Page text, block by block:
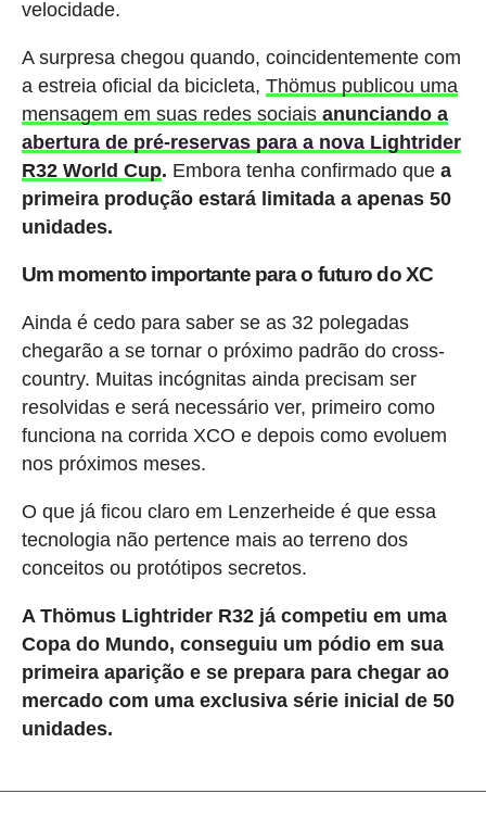
velocidade.
A surpresa chegou quando, coincidentemente com
a estreia oficial da bicicleta, Thömus publicou uma
mensagem em suas redes sociais anunciando a
abertura de pré-reservas para a nova Lightrider
R32 World Cup. Embora tenha confirmado que a
primeira produção estará limitada a apenas 50
unidades.
Um momento importante para o futuro do XC
Ainda é cedo para saber se as 32 polegadas
chegarão a se tornar o próximo padrão do cross-
country. Muitas incógnitas ainda precisam ser
resolvidas e será necessário ver, primeiro como
funciona na corrida XCO e depois como evoluem
nos próximos meses.
O que já ficou claro em Lenzerheide é que essa
tecnologia não pertence mais ao terreno dos
conceitos ou protótipos secretos.
A Thömus Lightrider R32 já competiu em uma
Copa do Mundo, conseguiu um pódio em sua
primeira aparição e se prepara para chegar ao
mercado com uma exclusiva série inicial de 50
unidades.